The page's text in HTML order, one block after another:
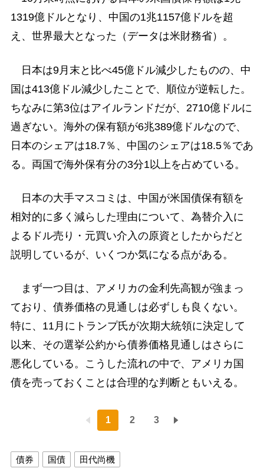
1319億ドルとなり、中国の1兆1157億ドルを超
え、世界最大となった（データは米財務省）。
日本は9月末と比べ45億ドル減少したものの、中
国は413億ドル減少したことで、順位が逆転した。
ちなみに第3位はアイルランドだが、2710億ドルに
過ぎない。海外の保有額が6兆389億ドルなので、
日本のシェアは18.7％、中国のシェアは18.5％であ
る。両国で海外保有分の3分1以上を占めている。
日本の大手マスコミは、中国が米国債保有額を
相対的に多く減らした理由について、為替介入に
よるドル売り・元買い介入の原資としたからだと
説明しているが、いくつか気になる点がある。
まず一つ目は、アメリカの金利先高観が強まっ
ており、債券価格の見通しは必ずしも良くない。
特に、11月にトランプ氏が次期大統領に決定して
以来、その選挙公約から債券価格見通しはさらに
悪化している。こうした流れの中で、アメリカ国
債を売っておくことは合理的な判断ともいえる。
1 2 3
債券 国債 田代尚機